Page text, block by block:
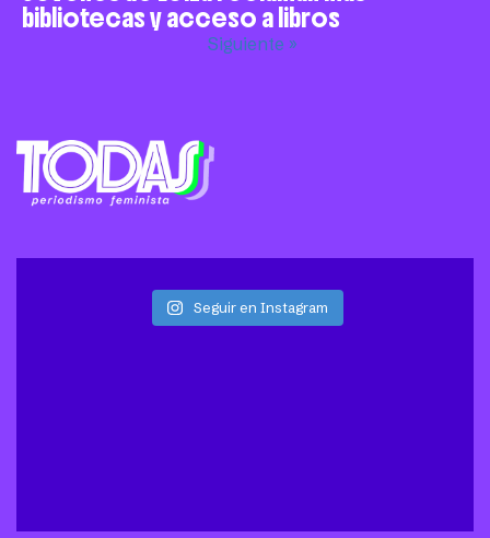
bibliotecas y acceso a libros
Siguiente »
Seguir en Instagram